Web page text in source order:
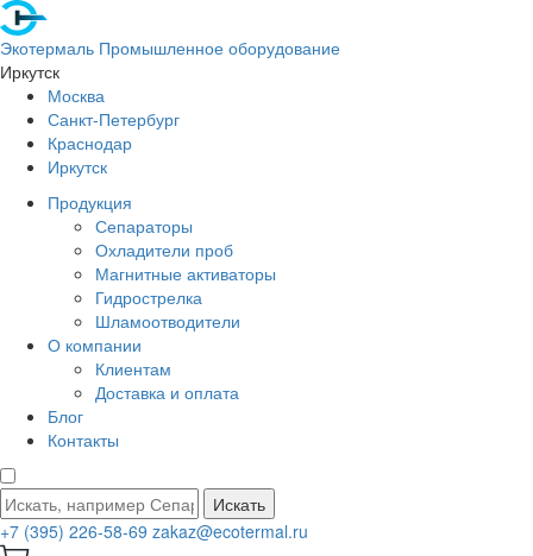
Экотермаль Промышленное оборудование
Иркутск
Москва
Санкт-Петербург
Краснодар
Иркутск
Продукция
Сепараторы
Охладители проб
Магнитные активаторы
Гидрострелка
Шламоотводители
О компании
Клиентам
Доставка и оплата
Блог
Контакты
Искать
+7 (395) 226-58-69 zakaz@ecotermal.ru